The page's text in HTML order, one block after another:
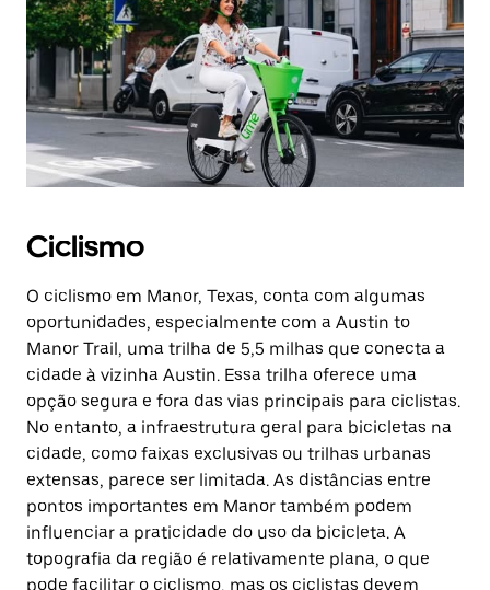
Ciclismo
O ciclismo em Manor, Texas, conta com algumas
oportunidades, especialmente com a Austin to
Manor Trail, uma trilha de 5,5 milhas que conecta a
cidade à vizinha Austin. Essa trilha oferece uma
opção segura e fora das vias principais para ciclistas.
No entanto, a infraestrutura geral para bicicletas na
cidade, como faixas exclusivas ou trilhas urbanas
extensas, parece ser limitada. As distâncias entre
pontos importantes em Manor também podem
influenciar a praticidade do uso da bicicleta. A
topografia da região é relativamente plana, o que
pode facilitar o ciclismo, mas os ciclistas devem